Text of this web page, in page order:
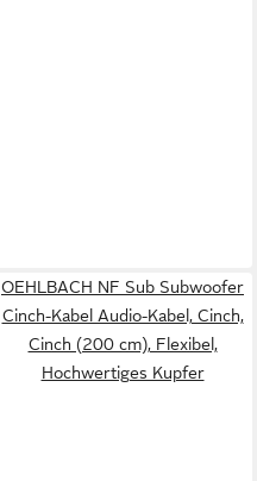
OEHLBACH NF Sub Subwoofer
Cinch-Kabel Audio-Kabel, Cinch,
Cinch (200 cm), Flexibel,
Hochwertiges Kupfer